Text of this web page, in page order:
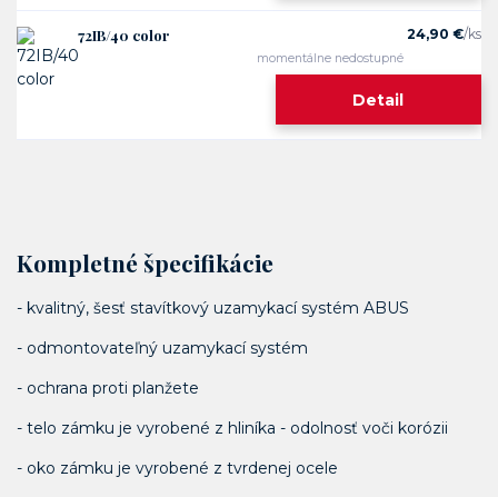
72IB/40 color 24,90 €/ks
momentálne nedostupné
Detail
Kompletné špecifikácie
- kvalitný, šesť stavítkový uzamykací systém ABUS
- odmontovateľný uzamykací systém
- ochrana proti planžete
- telo zámku je vyrobené z hliníka - odolnosť voči korózii
- oko zámku je vyrobené z tvrdenej ocele